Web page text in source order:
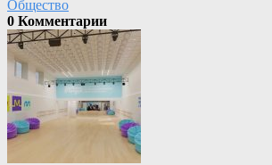
Общество
0 Комментарии